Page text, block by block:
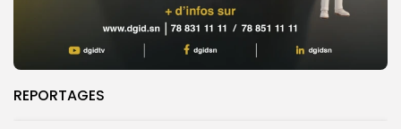
REPORTAGES